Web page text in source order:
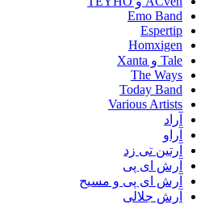
Emo Band
Espertip
Homxigen
Tale و Xanta
The Ways
Today Band
Various Artists
آراد
آراو
آرتین تی زد
آرش ای پی
آرش ای پی و مسیح
آرش جلالی